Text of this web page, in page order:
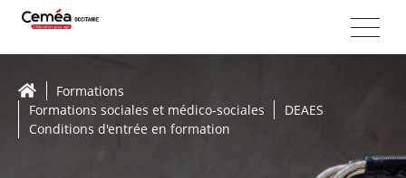
Formations
Formations sociales et médico-sociales
DEAES
Conditions d'entrée en formation